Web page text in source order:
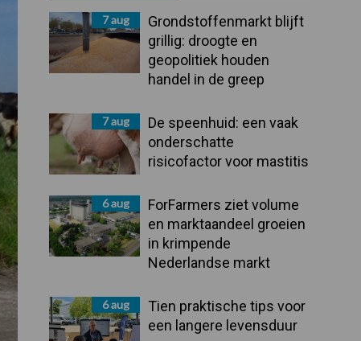
Sidebar7 aug
Grondstoffenmarkt blijft
grillig: droogte en
geopolitiek houden
handel in de greep
7 aug
De speenhuid: een vaak
onderschatte
risicofactor voor mastitis
6 aug
ForFarmers ziet volume
en marktaandeel groeien
in krimpende
Nederlandse markt
6 aug
Tien praktische tips voor
een langere levensduur